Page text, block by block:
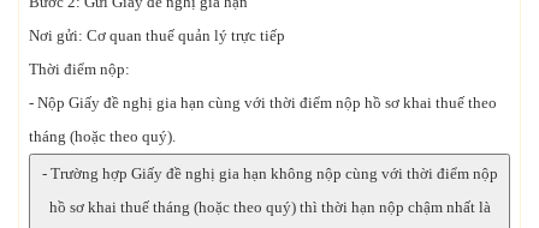
Nơi gửi: Cơ quan thuế quản lý trực tiếp
Thời điểm nộp:
- Nộp Giấy đề nghị gia hạn cùng với thời điểm nộp hồ sơ khai thuế theo
tháng (hoặc theo quý).
- Trường hợp Giấy đề nghị gia hạn không nộp cùng với thời điểm nộp
hồ sơ khai thuế tháng (hoặc theo quý) thì thời hạn nộp chậm nhất là